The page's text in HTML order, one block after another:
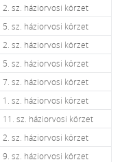
2. sz. háziorvosi körzet
5. sz. háziorvosi körzet
2. sz. háziorvosi körzet
5. sz. háziorvosi körzet
7. sz. háziorvosi körzet
1. sz. háziorvosi körzet
11. sz. háziorvosi körzet
2. sz. háziorvosi körzet
9. sz. háziorvosi körzet